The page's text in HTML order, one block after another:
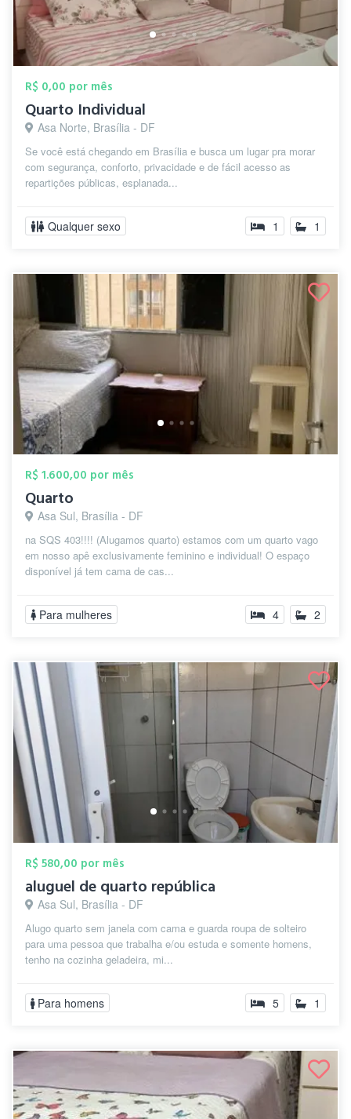
R$ 0,00 por mês
Quarto Individual
Asa Norte, Brasília - DF
Se você está chegando em Brasília e busca um lugar pra morar
com segurança, conforto, privacidade e de fácil acesso as
repartições públicas, esplanada...
Qualquer sexo 1 1
R$ 1.600,00 por mês
Quarto
Asa Sul, Brasília - DF
na SQS 403!!!! (Alugamos quarto) estamos com um quarto vago
em nosso apê exclusivamente feminino e individual! O espaço
disponível já tem cama de cas...
Para mulheres 4 2
R$ 580,00 por mês
aluguel de quarto república
Asa Sul, Brasília - DF
Alugo quarto sem janela com cama e guarda roupa de solteiro
para uma pessoa que trabalha e/ou estuda e somente homens,
tenho na cozinha geladeira, mi...
Para homens 5 1